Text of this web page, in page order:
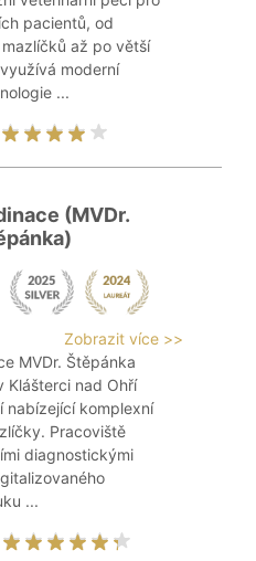
pacientů, od
až po větší
moderní
...
(MVDr.
Zobrazit více >>
MVDr. Štěpánka
Klášterci nad Ohří
nabízející komplexní
Pracoviště
diagnostickými
...